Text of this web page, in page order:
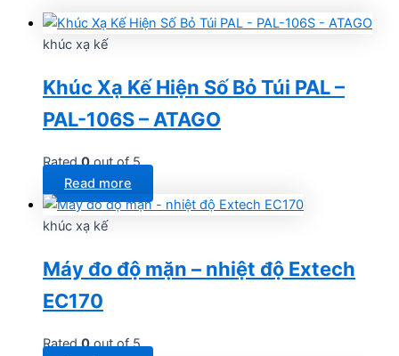
khúc xạ kế
Khúc Xạ Kế Hiện Số Bỏ Túi PAL –
PAL-106S – ATAGO
Rated0out of 5
Read more
khúc xạ kế
Máy đo độ mặn – nhiệt độ Extech
EC170
Rated0out of 5